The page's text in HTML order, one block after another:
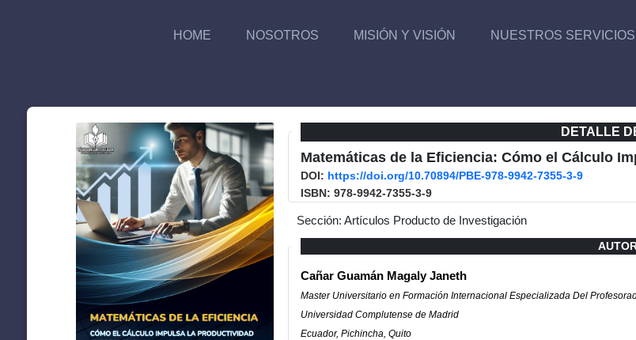
HOME NOSOTROS MISIÓN Y VISIÓN NUESTROS SERVICIOS
DETALLE
Matemáticas de la Eficiencia: Cómo el Cálculo
DOI: https://doi.org/10.70894/PBE-978-9942-7355-3-9
ISBN: 978-9942-7355-3-9
Sección: Artículos Producto de Investigación
Cañar Guamán Magaly Janeth
Master Universitario en Formación Internacional Especializada Del
Universidad Complutense de Madrid
Ecuador, Pichincha, Quito